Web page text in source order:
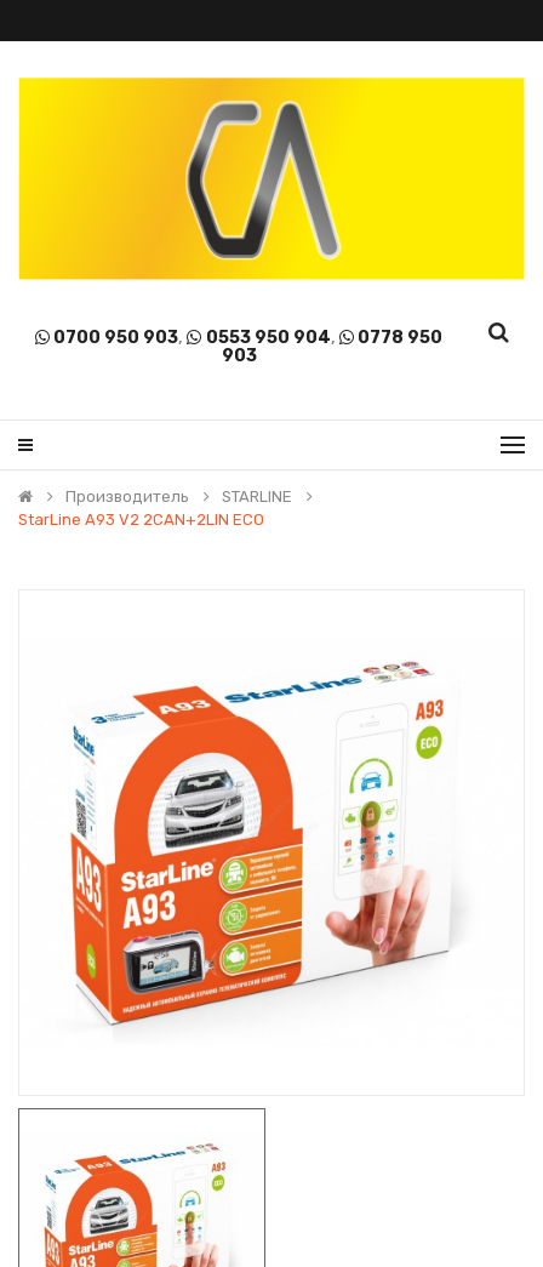
0700 950 903, 0553 950 904,
0778 950
903
Производитель
STARLINE
StarLine A93 V2 2CAN+2LIN ECO